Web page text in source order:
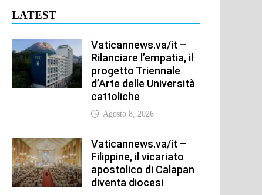
LATEST
Vaticannews.va/it –
Rilanciare l’empatia, il
progetto Triennale
d’Arte delle Università
cattoliche
Agosto 8, 2026
Vaticannews.va/it –
Filippine, il vicariato
apostolico di Calapan
diventa diocesi